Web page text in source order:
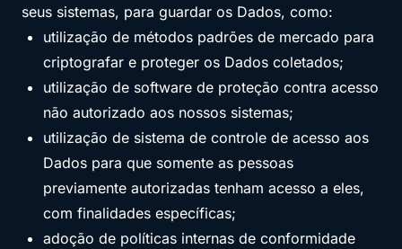
seus sistemas, para guardar os Dados, como:
utilização de métodos padrões de mercado para
criptografar e proteger os Dados coletados;
utilização de software de proteção contra acesso
não autorizado aos nossos sistemas;
utilização de sistema de controle de acesso aos
Dados para que somente as pessoas
previamente autorizadas tenham acesso a eles,
com finalidades específicas;
adoção de políticas internas de conformidade